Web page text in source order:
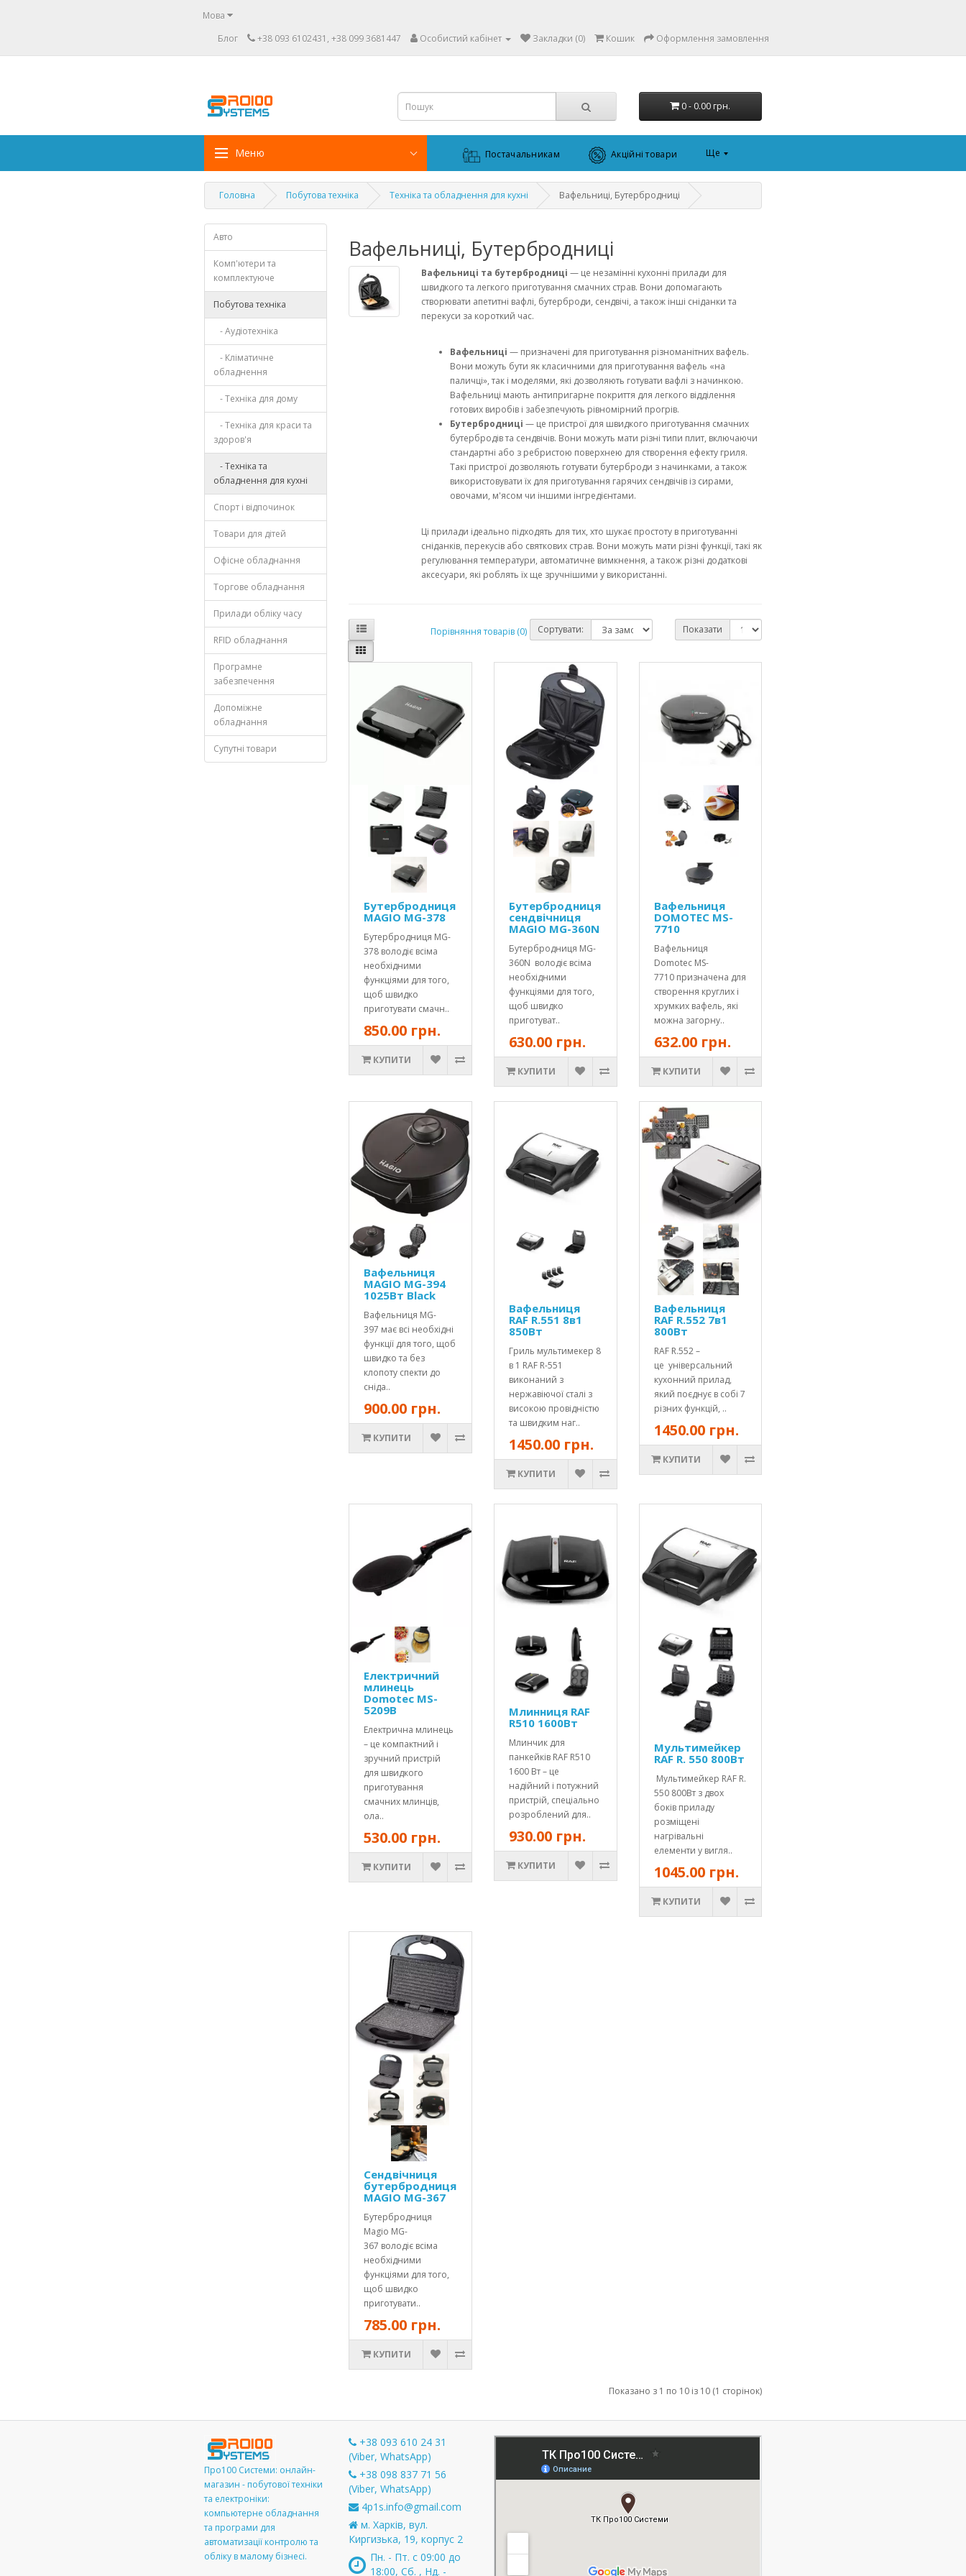
Мова
Блог
+38 093 6102431, +38 099 3681447 Особистий кабінет Закладки (0) Кошик Оформлення замовлення
0 - 0.00 грн.
Меню Постачальникам Акційні товари Ще
Головна Побутова техніка Техніка та обладнення для кухні Вафельниці, Бутербродниці
Авто
Комп'ютери та
комплектуюче
Побутова техніка
- Аудіотехніка
- Кліматичне
обладнення
- Техніка для дому
- Техніка для краси та
здоров'я
- Техніка та
обладнення для кухні
Спорт і відпочинок
Товари для дітей
Офісне обладнання
Торгове обладнання
Прилади обліку часу
RFID обладнання
Програмне
забезпечення
Допоміжне
обладнання
Супутні товари
Вафельниці, Бутербродниці
Вафельниці та бутербродниці — це незамінні кухонні прилади для
швидкого та легкого приготування смачних страв. Вони допомагають
створювати апетитні вафлі, бутерброди, сендвічі, а також інші сніданки та
перекуси за короткий час.
Вафельниці — призначені для приготування різноманітних вафель.
Вони можуть бути як класичними для приготування вафель «на
паличці», так і моделями, які дозволяють готувати вафлі з начинкою.
Вафельниці мають антипригарне покриття для легкого відділення
готових виробів і забезпечують рівномірний прогрів.
Бутербродниці — це пристрої для швидкого приготування смачних
бутербродів та сендвічів. Вони можуть мати різні типи плит, включаючи
стандартні або з ребристою поверхнею для створення ефекту гриля.
Такі пристрої дозволяють готувати бутерброди з начинками, а також
використовувати їх для приготування гарячих сендвічів із сирами,
овочами, м'ясом чи іншими інгредієнтами.
Ці прилади ідеально підходять для тих, хто шукає простоту в приготуванні
сніданків, перекусів або святкових страв. Вони можуть мати різні функції, такі як
регулювання температури, автоматичне вимкнення, а також різні додаткові
аксесуари, які роблять їх ще зручнішими у використанні.
Порівняння товарів (0) Сортувати: Показати
Бутербродниця
MAGIO MG-378
Бутербродниця MG-
378 володіє всіма
необхідними
функціями для того,
щоб швидко
приготувати смачн..
850.00 грн.
КУПИТИ
Бутербродниця
сендвічниця
MAGIO MG-360N
Бутербродниця MG-
360N володіє всіма
необхідними
функціями для того,
щоб швидко
приготуват..
630.00 грн.
КУПИТИ
Вафельниця
DOMOTEC MS-
7710
Вафельниця
Domotec MS-
7710 призначена для
створення круглих і
хрумких вафель, які
можна загорну..
632.00 грн.
КУПИТИ
Вафельниця
MAGIO MG-394
1025Вт Black
Вафельниця MG-
397 має всі необхідні
функції для того, щоб
швидко та без
клопоту спекти до
сніда..
900.00 грн.
КУПИТИ
Вафельниця
RAF R.551 8в1
850Вт
Гриль мультимекер 8
в 1 RAF R-551
виконаний з
нержавіючої сталі з
високою провідністю
та швидким наг..
1450.00 грн.
КУПИТИ
Вафельниця
RAF R.552 7в1
800Вт
RAF R.552 –
це універсальний
кухонний прилад,
який поєднує в собі 7
різних функцій, ..
1450.00 грн.
КУПИТИ
Електричний
млинець
Domotec MS-
5209B
Електрична млинець
– це компактний і
зручний пристрій
для швидкого
приготування
смачних млинців,
ола..
530.00 грн.
КУПИТИ
Млинниця RAF
R510 1600Вт
Млинчик для
панкейків RAF R510
1600 Вт – це
надійний і потужний
пристрій, спеціально
розроблений для..
930.00 грн.
КУПИТИ
Мультимейкер
RAF R. 550 800Вт
Мультимейкер RAF R.
550 800Вт з двох
боків приладу
розміщені
нагрівальні
елементи у вигля..
1045.00 грн.
КУПИТИ
Сендвічниця
бутербродниця
MAGIO MG-367
Бутербродниця
Magio MG-
367 володіє всіма
необхідними
функціями для того,
щоб швидко
приготувати..
785.00 грн.
КУПИТИ
Показано з 1 по 10 із 10 (1 сторінок)
Про100 Системи: онлайн-
магазин - побутової техніки
та електроніки:
компьютерне обладнання
та програми для
автоматизації контролю та
обліку в малому бізнесі.
+38 093 610 24 31
(Viber, WhatsApp)
+38 098 837 71 56
(Viber, WhatsApp)
4p1s.info@gmail.com
м. Харків, вул.
Киргизька, 19, корпус 2
Пн. - Пт. с 09:00 до
18:00, Сб. , Нд. -